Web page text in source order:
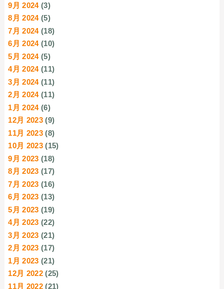
9月 2024(3)
8月 2024(5)
7月 2024(18)
6月 2024(10)
5月 2024(5)
4月 2024(11)
3月 2024(11)
2月 2024(11)
1月 2024(6)
12月 2023 (9)
11月 2023 (8)
10月 2023 (15)
9月 2023 (18)
8月 2023 (17)
7月 2023 (16)
6月 2023 (13)
5月 2023 (19)
4月 2023 (22)
3月 2023 (21)
2月 2023 (17)
1月 2023 (21)
12月 2022 (25)
11月 2022 (21)